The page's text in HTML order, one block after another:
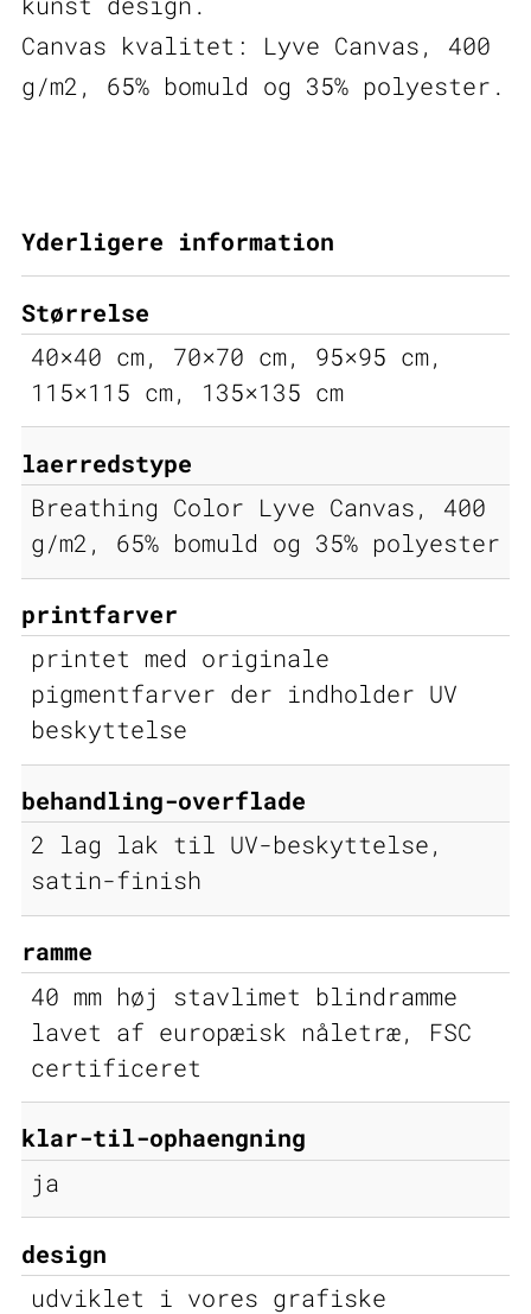
Canvas kvalitet: Lyve Canvas, 400
g/m2, 65% bomuld og 35% polyester.
Yderligere information
Størrelse
40×40 cm, 70×70 cm, 95×95 cm,
115×115 cm, 135×135 cm
laerredstype
Breathing Color Lyve Canvas, 400
g/m2, 65% bomuld og 35% polyester
printfarver
printet med originale
pigmentfarver der indholder UV
beskyttelse
behandling-overflade
2 lag lak til UV-beskyttelse,
satin-finish
ramme
40 mm høj stavlimet blindramme
lavet af europæisk nåletræ, FSC
certificeret
klar-til-ophaengning
ja
design
udviklet i vores grafiske